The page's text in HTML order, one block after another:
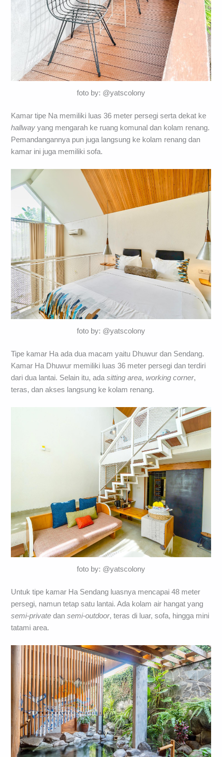
foto by: @yatscolony
Kamar tipe Na memiliki luas 36 meter persegi serta dekat ke
hallwayyang mengarah ke ruang komunal dan kolam renang.
Pemandangannya pun juga langsung ke kolam renang dan
kamar ini juga memiliki sofa.
foto by: @yatscolony
Tipe kamar Ha ada dua macam yaitu Dhuwur dan Sendang.
Kamar Ha Dhuwur memiliki luas 36 meter persegi dan terdiri
dari dua lantai. Selain itu, adasitting area,working corner,
teras, dan akses langsung ke kolam renang.
foto by: @yatscolony
Untuk tipe kamar Ha Sendang luasnya mencapai 48 meter
persegi, namun tetap satu lantai. Ada kolam air hangat yang
semi-privatedansemi-outdoor, teras di luar, sofa, hingga mini
tatami area.